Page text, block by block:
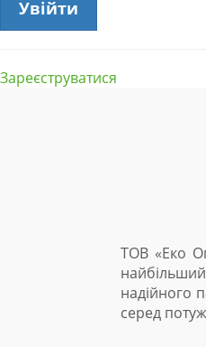
Зареєструватися
ТОВ «Еко
надійного
серед